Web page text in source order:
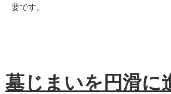
要です。
墓じまいを円滑に